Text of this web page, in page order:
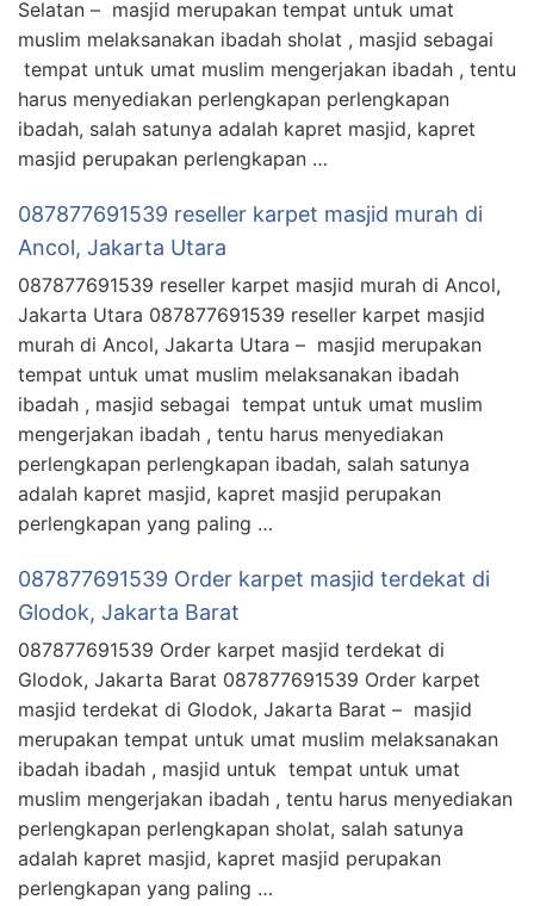
Selatan – masjid merupakan tempat untuk umat
muslim melaksanakan ibadah sholat , masjid sebagai
tempat untuk umat muslim mengerjakan ibadah , tentu
harus menyediakan perlengkapan perlengkapan
ibadah, salah satunya adalah kapret masjid, kapret
masjid perupakan perlengkapan …
087877691539 reseller karpet masjid murah di
Ancol, Jakarta Utara
087877691539 reseller karpet masjid murah di Ancol,
Jakarta Utara 087877691539 reseller karpet masjid
murah di Ancol, Jakarta Utara – masjid merupakan
tempat untuk umat muslim melaksanakan ibadah
ibadah , masjid sebagai tempat untuk umat muslim
mengerjakan ibadah , tentu harus menyediakan
perlengkapan perlengkapan ibadah, salah satunya
adalah kapret masjid, kapret masjid perupakan
perlengkapan yang paling …
087877691539 Order karpet masjid terdekat di
Glodok, Jakarta Barat
087877691539 Order karpet masjid terdekat di
Glodok, Jakarta Barat 087877691539 Order karpet
masjid terdekat di Glodok, Jakarta Barat – masjid
merupakan tempat untuk umat muslim melaksanakan
ibadah ibadah , masjid untuk tempat untuk umat
muslim mengerjakan ibadah , tentu harus menyediakan
perlengkapan perlengkapan sholat, salah satunya
adalah kapret masjid, kapret masjid perupakan
perlengkapan yang paling …